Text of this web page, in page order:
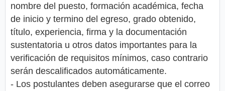
nombre del puesto, formación académica, fecha
de inicio y termino del egreso, grado obtenido,
título, experiencia, firma y la documentación
sustentatoria u otros datos importantes para la
verificación de requisitos mínimos, caso contrario
serán descalificados automáticamente.
- Los postulantes deben asegurarse que el correo